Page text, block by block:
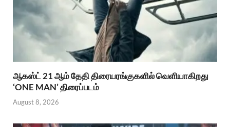
ஆகஸ்ட் 21 ஆம் தேதி திரையரங்குகளில் வெளியாகிறது
‘ONE MAN’ திரைப்படம்
August 8, 2026